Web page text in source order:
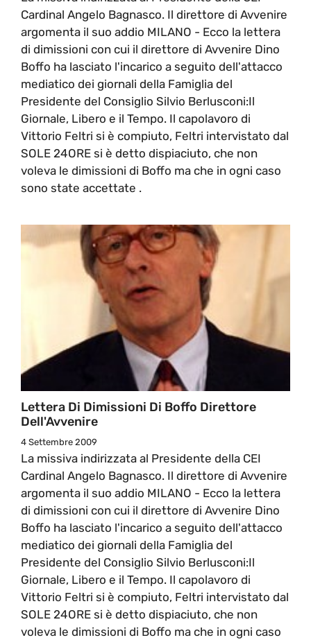
Cardinal Angelo Bagnasco. Il direttore di Avvenire
argomenta il suo addio MILANO - Ecco la lettera
di dimissioni con cui il direttore di Avvenire Dino
Boffo ha lasciato l'incarico a seguito dell'attacco
mediatico dei giornali della Famiglia del
Presidente del Consiglio Silvio Berlusconi:Il
Giornale, Libero e il Tempo. Il capolavoro di
Vittorio Feltri si è compiuto, Feltri intervistato dal
SOLE 24ORE si è detto dispiaciuto, che non
voleva le dimissioni di Boffo ma che in ogni caso
sono state accettate .
Lettera Di Dimissioni Di Boffo Direttore
Dell'Avvenire
4 Settembre 2009
La missiva indirizzata al Presidente della CEI
Cardinal Angelo Bagnasco. Il direttore di Avvenire
argomenta il suo addio MILANO - Ecco la lettera
di dimissioni con cui il direttore di Avvenire Dino
Boffo ha lasciato l'incarico a seguito dell'attacco
mediatico dei giornali della Famiglia del
Presidente del Consiglio Silvio Berlusconi:Il
Giornale, Libero e il Tempo. Il capolavoro di
Vittorio Feltri si è compiuto, Feltri intervistato dal
SOLE 24ORE si è detto dispiaciuto, che non
voleva le dimissioni di Boffo ma che in ogni caso